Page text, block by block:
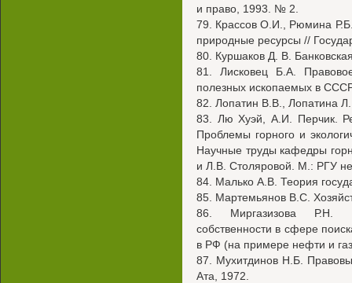
и право, 1993. № 2.
79. Крассов О.И., Рюмина Р.Б.
природные ресурсы //
80. Куршаков Д. В.
81. Лисковец Б.А.
полезных ископаемых в
82. Лопатин В.В., Лопатина
83. Лю Хуэй, А.И. Перчик.
Проблемы горного и
Научные труды кафедры
и Л.В. Столяровой. М.: РГУ
84. Малько А.В. Теория
85. Мартемьянов B.C.
86. Миргазизова Р.Н.
собственности в сфере
в РФ (на примере нефти и
87. Мухитдинов Н.Б.
Ата, 1972.